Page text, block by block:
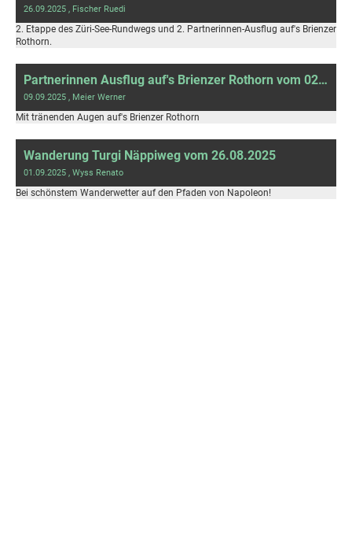
26.09.2025 , Fischer Ruedi
2. Etappe des Züri-See-Rundwegs und 2. Partnerinnen-Ausflug auf's Brienzer
Rothorn.
Partnerinnen Ausflug auf's Brienzer Rothorn vom 02.09.2025
09.09.2025 , Meier Werner
Mit tränenden Augen auf's Brienzer Rothorn
Wanderung Turgi Näppiweg vom 26.08.2025
01.09.2025 , Wyss Renato
Bei schönstem Wanderwetter auf den Pfaden von Napoleon!